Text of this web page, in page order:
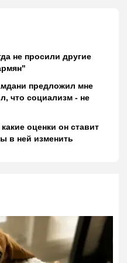
не просили другие
предложил мне
что социализм - не
оценки он ставит
в ней изменить